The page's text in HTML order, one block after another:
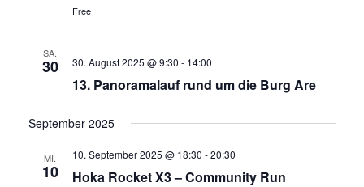
Free
SA.
30 30. August 2025 @ 9:30 - 14:00
13. Panoramalauf rund um die Burg Are
September 2025
MI.
10
10. September 2025 @ 18:30 -20:30
Hoka Rocket X3 – Community Run